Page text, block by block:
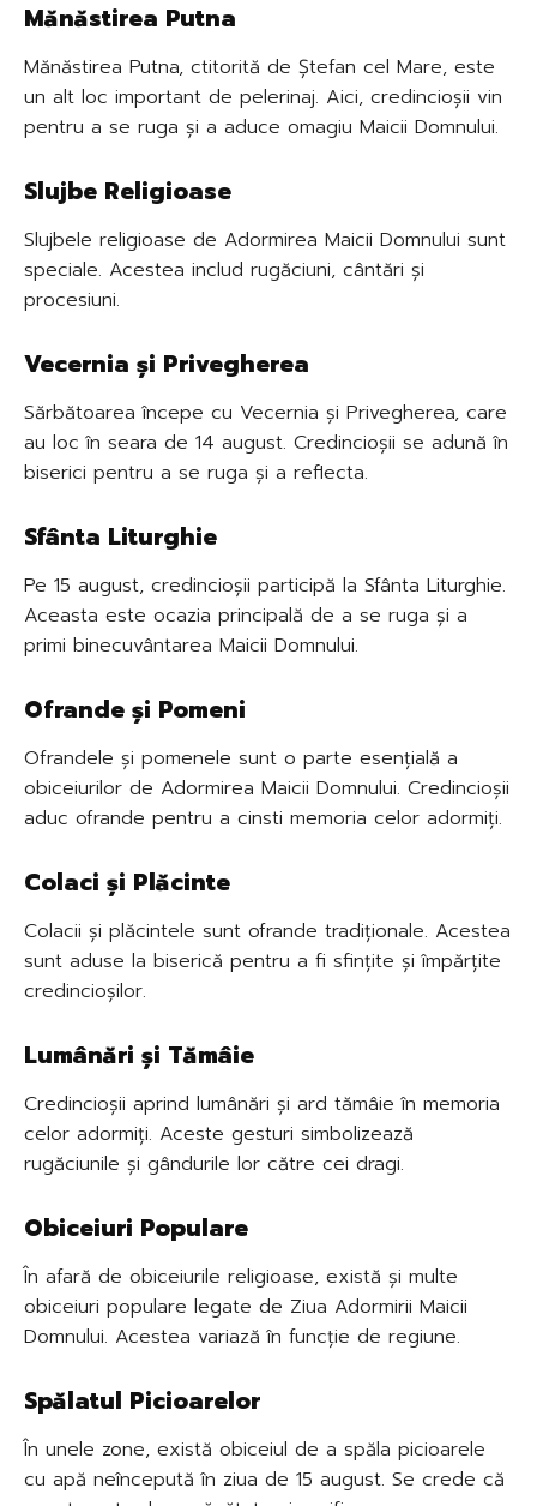
Mănăstirea Putna
Mănăstirea Putna, ctitorită de Ștefan cel Mare, este
un alt loc important de pelerinaj. Aici, credincioșii vin
pentru a se ruga și a aduce omagiu Maicii Domnului.
Slujbe Religioase
Slujbele religioase de Adormirea Maicii Domnului sunt
speciale. Acestea includ rugăciuni, cântări și
procesiuni.
Vecernia și Privegherea
Sărbătoarea începe cu Vecernia și Privegherea, care
au loc în seara de 14 august. Credincioșii se adună în
biserici pentru a se ruga și a reflecta.
Sfânta Liturghie
Pe 15 august, credincioșii participă la Sfânta Liturghie.
Aceasta este ocazia principală de a se ruga și a
primi binecuvântarea Maicii Domnului.
Ofrande și Pomeni
Ofrandele și pomenele sunt o parte esențială a
obiceiurilor de Adormirea Maicii Domnului. Credincioșii
aduc ofrande pentru a cinsti memoria celor adormiți.
Colaci și Plăcinte
Colacii și plăcintele sunt ofrande tradiționale. Acestea
sunt aduse la biserică pentru a fi sfințite și împărțite
credincioșilor.
Lumânări și Tămâie
Credincioșii aprind lumânări și ard tămâie în memoria
celor adormiți. Aceste gesturi simbolizează
rugăciunile și gândurile lor către cei dragi.
Obiceiuri Populare
În afară de obiceiurile religioase, există și multe
obiceiuri populare legate de Ziua Adormirii Maicii
Domnului. Acestea variază în funcție de regiune.
Spălatul Picioarelor
În unele zone, există obiceiul de a spăla picioarele
cu apă neîncepută în ziua de 15 august. Se crede că